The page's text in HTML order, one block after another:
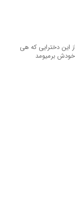
دخترایی که هی
برمیومد